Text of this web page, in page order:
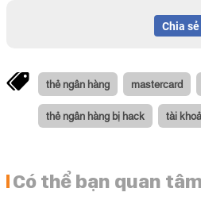
Chia sẻ
thẻ ngân hàng mastercard
thẻ ngân hàng bị hack tài
Có thể bạn quan tâm